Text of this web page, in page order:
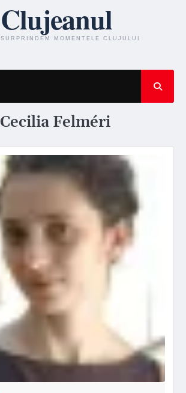
Cecilia Felméri